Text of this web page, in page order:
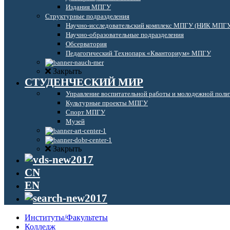
Издания МПГУ
Структурные подразделения
Научно-исследовательский комплекс МПГУ (НИК
Научно-образовательные подразделения
Обсерватория
Педагогический Технопарк «Кванториум» МПГУ
Закрыть
СТУДЕНЧЕСКИЙ МИР
Управление воспитательной работы и молодежной
Культурные проекты МПГУ
Спорт МПГУ
Музей
Закрыть
CN
EN
Институты/Факультеты
Колледж